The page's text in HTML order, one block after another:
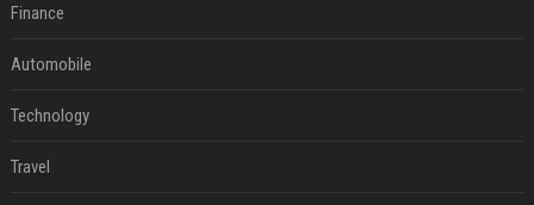
Finance
Automobile
Technology
Travel